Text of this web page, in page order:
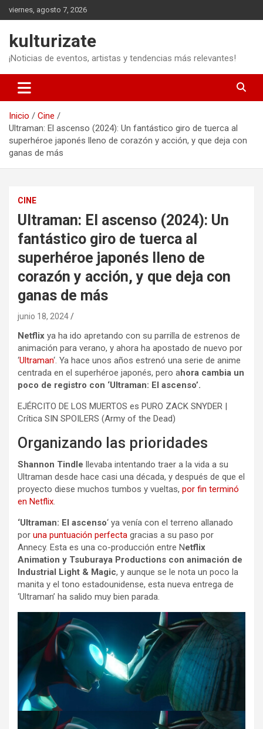
Saltar
al
viernes, agosto 7, 2026
kulturizate
¡Noticias de eventos, artistas y tendencias más relevantes!
Inicio
Cine
Ultraman: El ascenso (2024): Un fantástico giro de tuerca al
superhéroe japonés lleno de corazón y acción, y que deja con
ganas de más
CINE
Ultraman: El ascenso (2024): Un
fantástico giro de tuerca al
superhéroe japonés lleno de
corazón y acción, y que deja con
ganas de más
junio 18, 2024
Netflix ya ha ido apretando con su parrilla de estrenos de
animación para verano, y ahora ha apostado de nuevo por
‘Ultraman‘. Ya hace unos años estrenó una serie de anime
centrada en el superhéroe japonés, pero ahora cambia un
poco de registro con ‘Ultraman: El ascenso’.
EJÉRCITO DE LOS MUERTOS es PURO ZACK SNYDER |
Crítica SIN SPOILERS (Army of the Dead)
Organizando las prioridades
Shannon Tindle llevaba intentando traer a la vida a su
Ultraman desde hace casi una década, y después de que el
proyecto diese muchos tumbos y vueltas, por fin terminó
en Netflix.
‘Ultraman: El ascenso‘ ya venía con el terreno allanado
por una puntuación perfecta gracias a su paso por
Annecy. Esta es una co-producción entre Netflix
Animation y Tsuburaya Productions con animación de
Industrial Light & Magic, y aunque se le nota un poco la
manita y el tono estadounidense, esta nueva entrega de
‘Ultraman’ ha salido muy bien parada.